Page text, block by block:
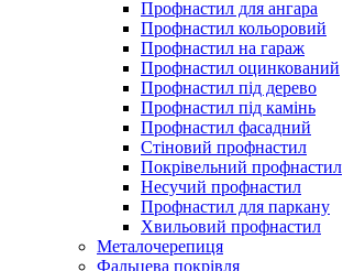
Профнастил для ангара
Профнастил кольоровий
Профнастил на гараж
Профнастил оцинкований
Профнастил під дерево
Профнастил під камінь
Профнастил фасадний
Стіновий профнастил
Покрівельний профнастил
Несучий профнастил
Профнастил для паркану
Хвильовий профнастил
Металочерепиця
Фальцева покрівля